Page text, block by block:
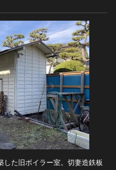
した旧ボイラー室。切妻造鉄板